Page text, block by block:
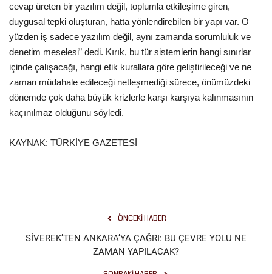
cevap üreten bir yazılım değil, toplumla etkileşime giren,
duygusal tepki oluşturan, hatta yönlendirebilen bir yapı var. O
yüzden iş sadece yazılım değil, aynı zamanda sorumluluk ve
denetim meselesi” dedi. Kırık, bu tür sistemlerin hangi sınırlar
içinde çalışacağı, hangi etik kurallara göre geliştirileceği ve ne
zaman müdahale edileceği netleşmediği sürece, önümüzdeki
dönemde çok daha büyük krizlerle karşı karşıya kalınmasının
kaçınılmaz olduğunu söyledi.
KAYNAK: TÜRKİYE GAZETESİ
ÖNCEKI HABER
SİVEREK’TEN ANKARA’YA ÇAĞRI: BU ÇEVRE YOLU NE
ZAMAN YAPILACAK?